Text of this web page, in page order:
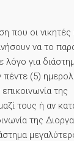
που οι
να το
λόγο για
πέντε (5)
της
τους ή αν
της